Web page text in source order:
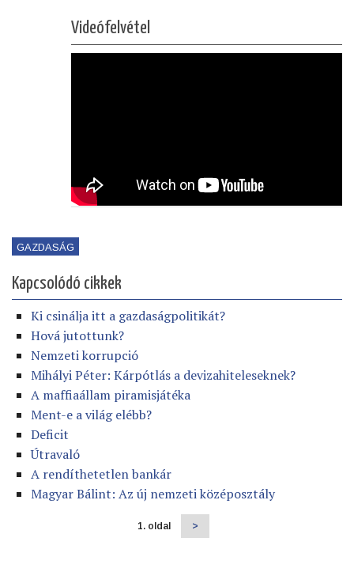
Videófelvétel
GAZDASÁG
Kapcsolódó cikkek
Ki csinálja itt a gazdaságpolitikát?
Hová jutottunk?
Nemzeti korrupció
Mihályi Péter: Kárpótlás a devizahiteleseknek?
A maffiaállam piramisjátéka
Ment-e a világ elébb?
Deficit
Útravaló
A rendíthetetlen bankár
Magyar Bálint: Az új nemzeti középosztály
1. oldal
Következő
oldal
>